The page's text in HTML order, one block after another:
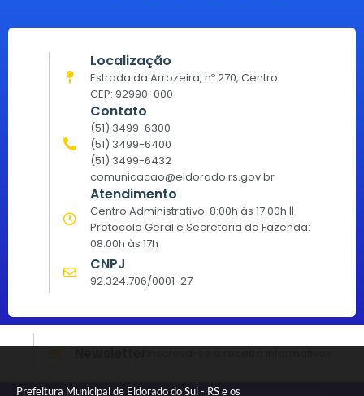
Prefeitura Municipal de Eldorado do Sul - RS e os
Localização
Estrada da Arrozeira, nº 270, Centro
CEP: 92990-000
Contato
(51) 3499-6300
(51) 3499-6400
(51) 3499-6432
comunicacao@eldorado.rs.gov.br
Atendimento
Centro Administrativo: 8:00h às 17:00h ||
Protocolo Geral e Secretaria da Fazenda:
08:00h às 17h
CNPJ
92.324.706/0001-27